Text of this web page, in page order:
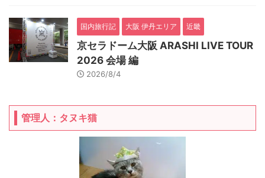
国内旅行記 大阪 伊丹エリア 近畿
京セラドーム大阪 ARASHI LIVE TOUR
2026 会場 編
2026/8/4
管理人：タヌキ猫